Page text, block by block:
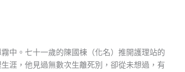
中。七十一歲的陳國棟（化名）推開護理站的
涯，他見過無數次生離死別，卻從未想過，有